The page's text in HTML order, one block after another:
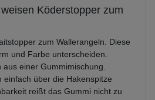
Köderstopper zum
zum Wallerangeln. Diese
und Farbe unterscheiden.
einer Gummimischung.
einfach über die Hakenspitze
reißt das Gummi nicht zu